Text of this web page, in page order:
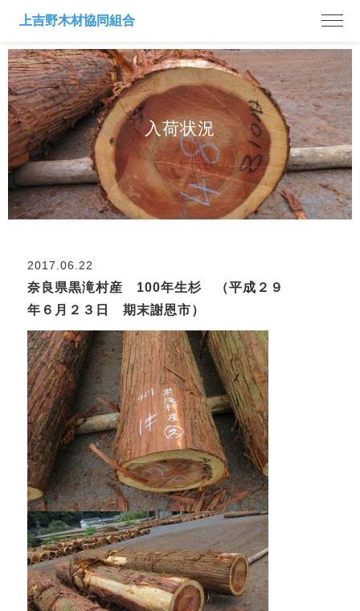
入荷状況
2017.06.22
奈良県黒滝村産 100年生杉 （平成２９
年６月２３日 期末謝恩市）